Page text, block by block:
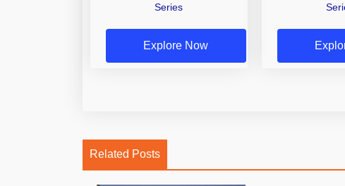
Series
Explore Now
Related Posts